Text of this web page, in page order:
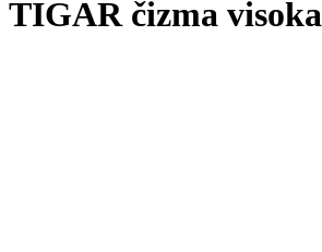
TIGAR čizma